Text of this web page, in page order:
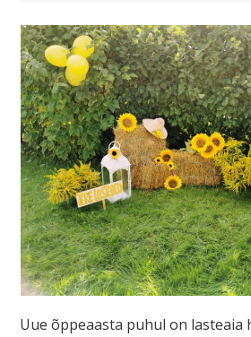
Uue õppeaasta puhul on lasteaia